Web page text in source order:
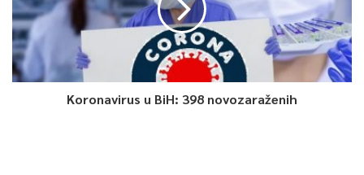
Koronavirus u BiH: 398 novozaraženih